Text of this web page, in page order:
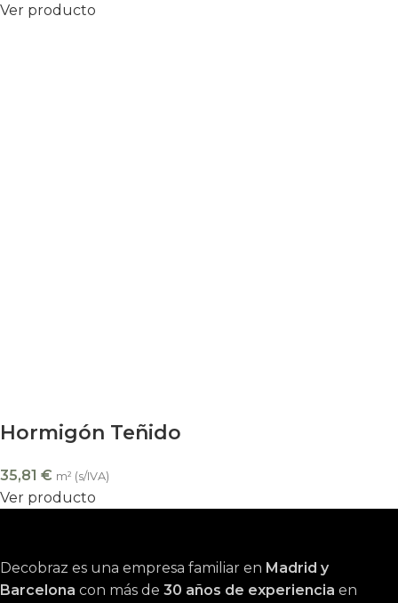
Ver producto
Hormigón Teñido
35,81 € m² (s/IVA)
Ver producto
Decobraz es una empresa familiar en Madrid y
Barcelona con más de 30 años de experiencia en